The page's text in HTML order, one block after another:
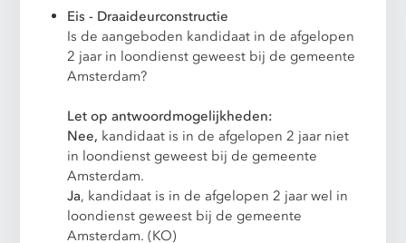
Eis - Draaideurconstructie
Is de aangeboden kandidaat in de afgelopen
2 jaar in loondienst geweest bij de gemeente
Amsterdam?
Let op antwoordmogelijkheden:
Nee, kandidaat is in de afgelopen 2 jaar niet
in loondienst geweest bij de gemeente
Amsterdam.
Ja, kandidaat is in de afgelopen 2 jaar wel in
loondienst geweest bij de gemeente
Amsterdam. (KO)